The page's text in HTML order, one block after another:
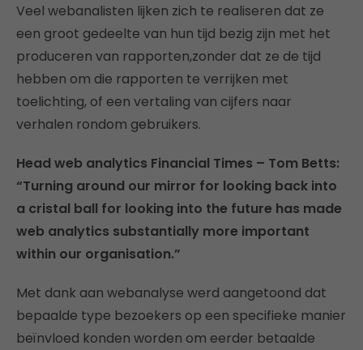
Veel webanalisten lijken zich te realiseren dat ze
een groot gedeelte van hun tijd bezig zijn met het
produceren van rapporten,zonder dat ze de tijd
hebben om die rapporten te verrijken met
toelichting, of een vertaling van cijfers naar
verhalen rondom gebruikers.
Head web analytics Financial Times – Tom Betts:
“Turning around our mirror for looking back into
a cristal ball for looking into the future has made
web analytics substantially more important
within our organisation.”
Met dank aan webanalyse werd aangetoond dat
bepaalde type bezoekers op een specifieke manier
beïnvloed konden worden om eerder betaalde